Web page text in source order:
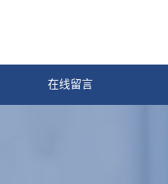
在线留言